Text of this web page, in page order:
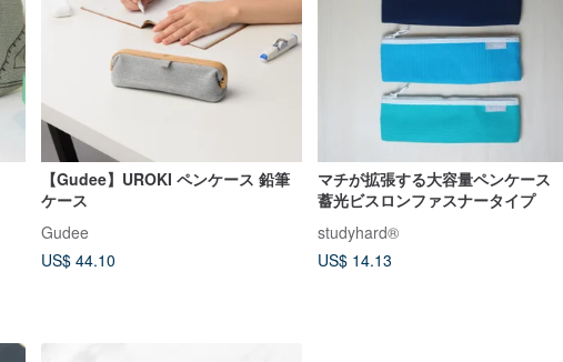
【Gudee】UROKI ペンケース 鉛筆
ケース
Gudee
US$ 44.10
マチが拡張する大容量ペンケース
蓄光ビスロンファスナータイプ
studyhard®︎
US$ 14.13